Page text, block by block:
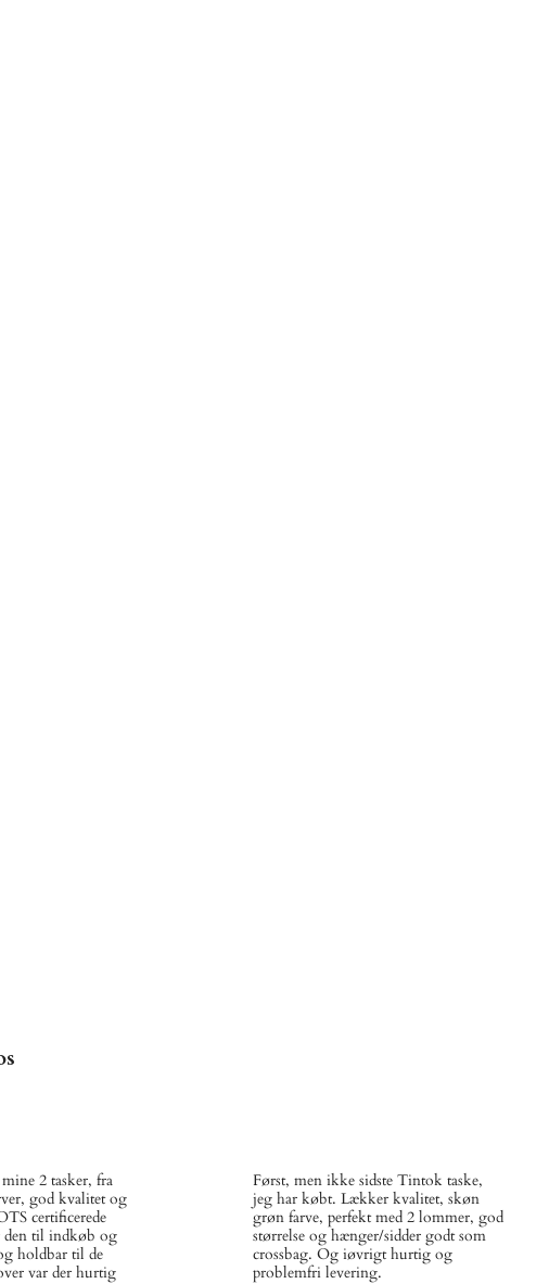
2 tasker, fra
god kvalitet og
certificerede
den til indkøb og
holdbar til de
var der hurtig
Først, men ikke sidste Tintok taske,
jeg har købt. Lækker kvalitet, skøn
grøn farve, perfekt med 2 lommer, god
størrelse og hænger/sidder godt som
crossbag. Og iøvrigt hurtig og
problemfri levering.